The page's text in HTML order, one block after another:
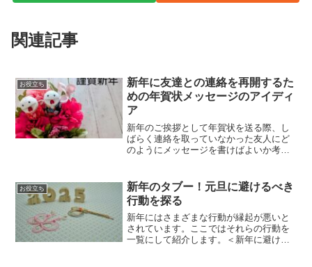
関連記事
お役立ち
新年に友達との連絡を再開するた
めの年賀状メッセージのアイディ
ア
新年のご挨拶として年賀状を送る際、し
ばらく連絡を取っていなかった友人にど
のようにメッセージを書けばよいか考え
も、気づけばあまり連絡を取らなくなっ
てしまいます。相手も同じこ...
お役立ち
新年のタブー！元旦に避けるべき
行動を探る
新年にはさまざまな行動が縁起が悪いと
されています。ここではそれらの行動を
一覧にして紹介します。＜新年に避ける